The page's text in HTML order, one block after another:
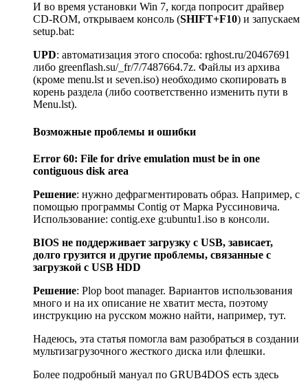
И во время установки Win 7, когда попросит драйвер
CD-ROM, открываем консоль (SHIFT+F10) и запускаем
setup.bat:
UPD: автоматизация этого способа: rghost.ru/20467691
либо greenflash.su/_fr/7/7487664.7z. Файлы из архива
(кроме menu.lst и seven.iso) необходимо скопировать в
корень раздела (либо соответственно изменить пути в
Menu.lst).
Возможные проблемы и ошибки
Error 60: File for drive emulation must be in one
contiguous disk area
Решение: нужно дефрагментировать образ. Например, с
помощью программы Contig от Марка Руссиновича.
Использование: contig.exe g:ubuntu1.iso в консоли.
BIOS не поддерживает загрузку с USB, зависает,
долго грузится и другие проблемы, связанные с
загрузкой с USB HDD
Решение: Plop boot manager. Вариантов использования
много и на их описание не хватит места, поэтому
инструкцию на русском можно найти, например, тут.
Надеюсь, эта статья помогла вам разобраться в создании
мультизагрузочного жесткого диска или флешки.
Более подробный мануал по GRUB4DOS есть здесь